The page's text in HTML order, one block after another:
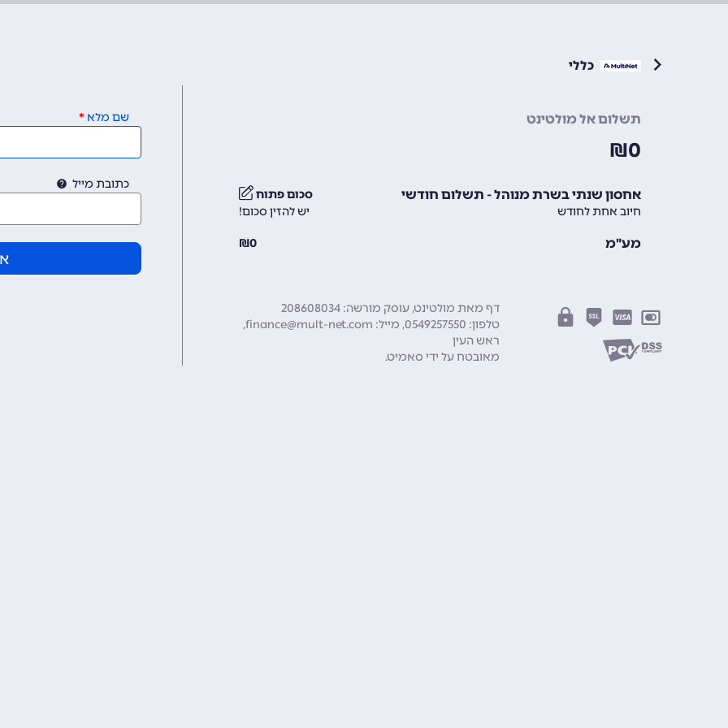
כללי
תשלום אל מולטינט
0
₪
אחסון שנתי בשרת מנוהל - תשלום חודשי
חיוב אחת לחודש
סכום פתוח
יש להזין סכום!
מע"מ 0
₪
דף מאת מולטינט, עוסק מורשה: 208608034
טלפון: 0549257550 מייל: finance@mult-net.com
ראש העין
מאובטח על ידי סאמיט.
שם מלא
כתובת מייל